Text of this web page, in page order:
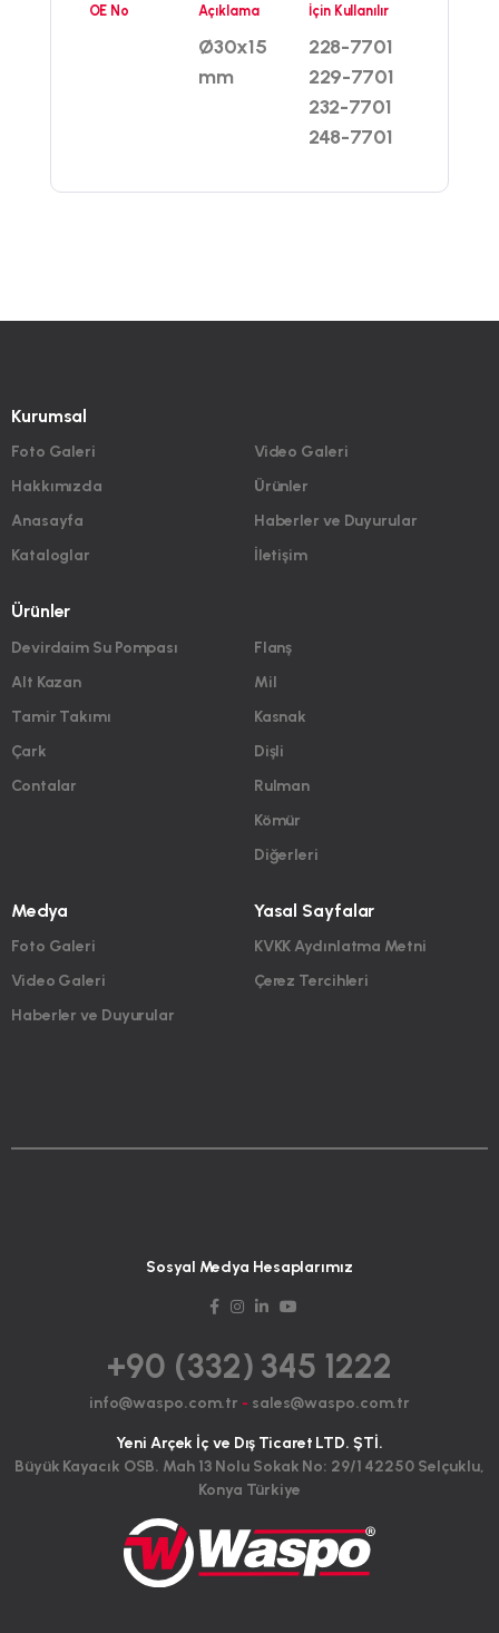
OE No Açıklama
Ø30x15
mm
İçin Kullanılır
228-7701
229-7701
232-7701
248-7701
Kurumsal
Foto Galeri
Hakkımızda
Anasayfa
Kataloglar
Video Galeri
Ürünler
Haberler ve Duyurular
İletişim
Ürünler
Devirdaim Su Pompası
Alt Kazan
Tamir Takımı
Çark
Contalar
Flanş
Mil
Kasnak
Dişli
Rulman
Kömür
Diğerleri
Medya
Foto Galeri
Video Galeri
Haberler ve Duyurular
Yasal Sayfalar
KVKK Aydınlatma Metni
Çerez Tercihleri
Sosyal Medya Hesaplarımız
+90 (332) 345 1222
info@waspo.com.tr - sales@waspo.com.tr
Yeni Arçek İç ve Dış Ticaret LTD. ŞTİ.
Büyük Kayacık OSB. Mah 13 Nolu Sokak No: 29/1 42250 Selçuklu,
Konya Türkiye